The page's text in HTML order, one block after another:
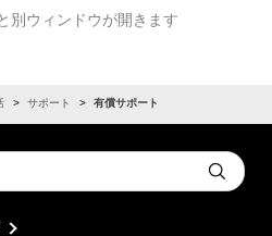
別ウィンドウが開きます
サポート 有償サポート
Submit